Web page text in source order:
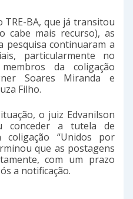
TRE-BA, que já transitou
cabe mais recurso), as
pesquisa continuaram a
particularmente no
da coligação
Soares Miranda e
Filho.
o juiz Edvanilson
conceder a tutela de
coligação “Unidos por
que as postagens
com um prazo
a notificação.